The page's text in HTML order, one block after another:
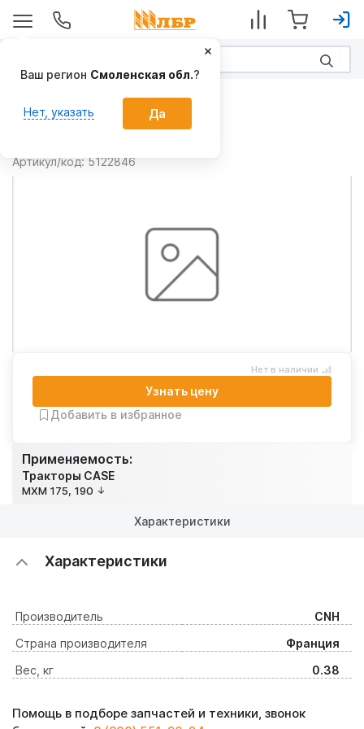
Подшипник 5122846
Артикул/код: 5122846
Применяемость:
Тракторы CASE
MXM 175, 190
Нет в наличии
Узнать цену
Добавить в избранное
Характеристики
Характеристики
Производитель
CNH
Страна производителя
Франция
Вес, кг
0.38
Помощь в подборе запчастей и техники, звонок
Ваш регион Смоленская обл.?
Нет, указать Да